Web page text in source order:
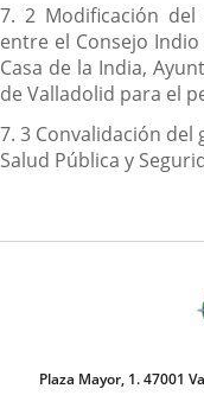
7. 2 Modificación
entre el Consejo
Casa de la India,
de Valladolid para el
7. 3 Convalidación
Salud Pública y
Plaza Mayor, 1. 47001